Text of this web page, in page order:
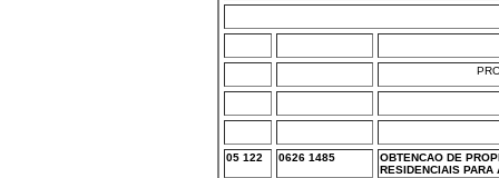
05 122 0626 1485
OBTENCAO DE
RESIDENCIAIS PARA